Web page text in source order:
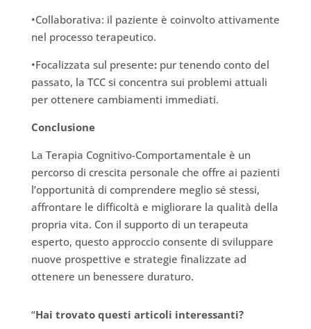
•Collaborativa: il paziente è coinvolto attivamente
nel processo terapeutico.
•Focalizzata sul presente:pur tenendo conto del
passato, la TCC si concentra sui problemi attuali
per ottenere cambiamenti immediati.
Conclusione
La Terapia Cognitivo-Comportamentale è un
percorso di crescita personale che offre ai pazienti
l’opportunità di comprendere meglio sé stessi,
affrontare le difficoltà e migliorare la qualità della
propria vita. Con il supporto di un terapeuta
esperto, questo approccio consente di sviluppare
nuove prospettive e strategie finalizzate ad
ottenere un benessere duraturo.
“Hai trovato questi articoli interessanti?